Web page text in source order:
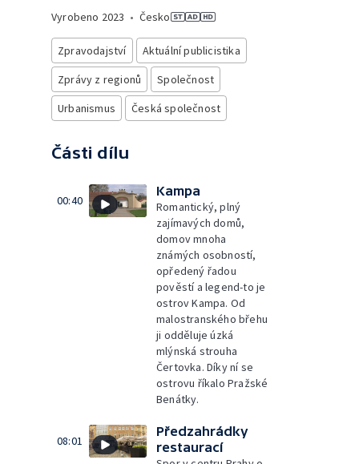
Vyrobeno 2023 • Česko
Zpravodajství
Aktuální publicistika
Zprávy z regionů
Společnost
Urbanismus
Česká společnost
Části dílu
00:40
Kampa
Romantický, plný
zajímavých domů,
domov mnoha
známých osobností,
opředený řadou
pověstí a legend-to je
ostrov Kampa. Od
malostranského břehu
ji odděluje úzká
mlýnská strouha
Čertovka. Díky ní se
ostrovu říkalo Pražské
Benátky.
08:01
Předzahrádky
restaurací